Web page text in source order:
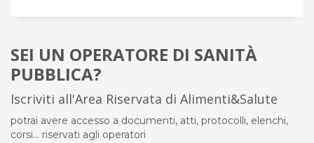
SEI UN OPERATORE DI SANITÀ
PUBBLICA?
Iscriviti all'Area Riservata di Alimenti&Salute
potrai avere accesso a documenti, atti, protocolli, elenchi,
corsi... riservati agli operatori